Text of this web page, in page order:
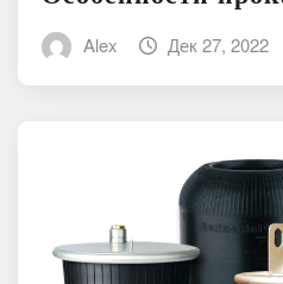
Alex Дек 27, 2022